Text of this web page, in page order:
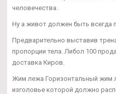
человечества.
Ну а живот должен быть всегда
Предварительно выставив
пропорции тела. Либол 100
доставка Киров.
Жим лежа Горизонтальный жим
изголовье которой должно